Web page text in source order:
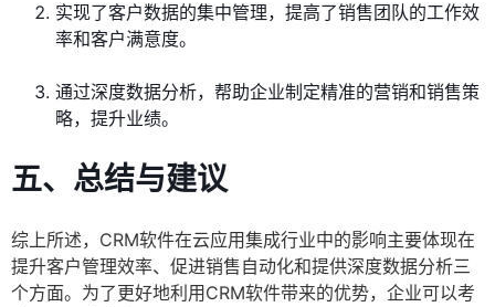
实现了客户数据的集中管理，提高了销售团队的工作效
率和客户满意度。
通过深度数据分析，帮助企业制定精准的营销和销售策
略，提升业绩。
五、总结与建议
综上所述，CRM软件在云应用集成行业中的影响主要体现在
提升客户管理效率、促进销售自动化和提供深度数据分析三
个方面。为了更好地利用CRM软件带来的优势，企业可以考